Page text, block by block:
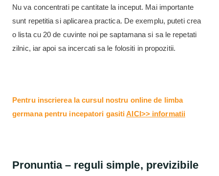
Nu va concentrati pe cantitate la inceput. Mai importante
sunt repetitia si aplicarea practica. De exemplu, puteti crea
o lista cu 20 de cuvinte noi pe saptamana si sa le repetati
zilnic, iar apoi sa incercati sa le folositi in propozitii.
Pentru inscrierea la cursul nostru online de limba
germana pentru incepatori gasitiAICI>> informatii
Pronuntia – reguli simple, previzibile